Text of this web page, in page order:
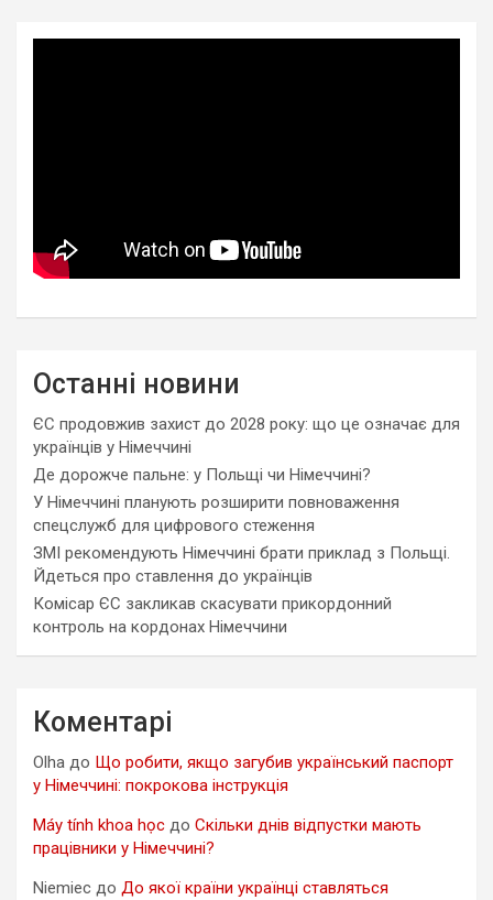
Останні новини
ЄС продовжив захист до 2028 року: що це означає для
українців у Німеччині
Де дорожче пальне: у Польщі чи Німеччині?
У Німеччині планують розширити повноваження
спецслужб для цифрового стеження
ЗМІ рекомендують Німеччині брати приклад з Польщі.
Йдеться про ставлення до українців
Комісар ЄС закликав скасувати прикордонний
контроль на кордонах Німеччини
Коментарі
Olha до Що робити, якщо загубив український паспорт
у Німеччині: покрокова інструкція
Máy tính khoa học до Скільки днів відпустки мають
працівники у Німеччині?
Niemiec до До якої країни українці ставляться